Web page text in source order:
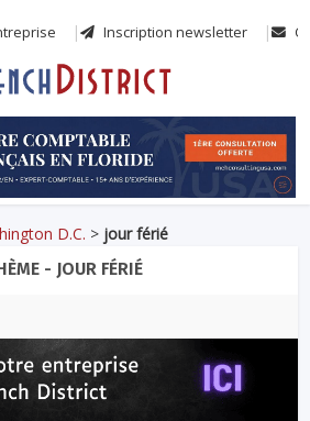
Inscription newsletter
D.C. > jour férié
- JOUR FÉRIÉ